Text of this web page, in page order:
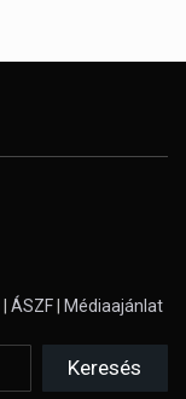
ÁSZF Médiaajánlat